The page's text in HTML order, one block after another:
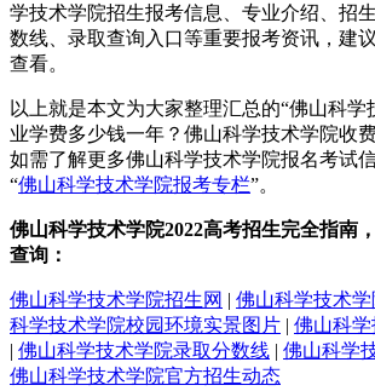
学技术学院招生报考信息、专业介绍、招
数线、录取查询入口等重要报考资讯，建
查看。
以上就是本文为大家整理汇总的“佛山科
业学费多少钱一年？佛山科学技术学院收
如需了解更多佛山科学技术学院报名考试
“佛山科学技术学院报考专栏”。
佛山科学技术学院2022高考招生完全指南
查询：
佛山科学技术学院招生网 | 佛山科学技术
科学技术学院校园环境实景图片 | 佛山科学
| 佛山科学技术学院录取分数线 | 佛山科学
佛山科学技术学院官方招生动态